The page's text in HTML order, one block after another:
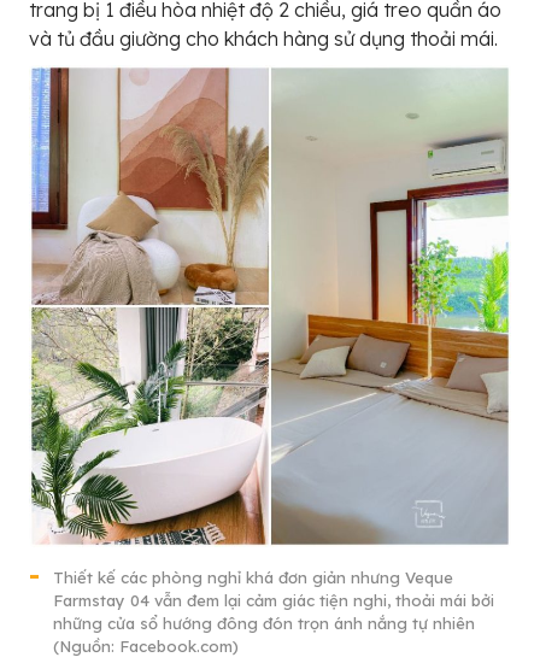
trang bị 1 điều hòa nhiệt độ 2 chiều, giá treo quần áo
và tủ đầu giường cho khách hàng sử dụng thoải mái.
Thiết kế các phòng nghỉ khá đơn giản nhưng Veque
Farmstay 04 vẫn đem lại cảm giác tiện nghi, thoải mái bởi
những cửa sổ hướng đông đón trọn ánh nắng tự nhiên
(Nguồn: Facebook.com)